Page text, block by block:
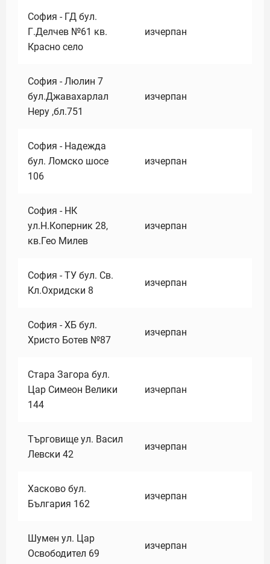
София - ГД бул.
Г.Делчев №61 кв.
Красно село
изчерпан
София - Люлин 7
бул.Джавахарлал
Неру ,бл.751
изчерпан
София - Надежда
бул. Ломско шосе
106
изчерпан
София - НК
ул.Н.Коперник 28,
кв.Гео Милев
изчерпан
София - ТУ бул. Св.
Кл.Охридски 8
изчерпан
София - ХБ бул.
Христо Ботев №87
изчерпан
Стара Загора бул.
Цар Симеон Велики
144
изчерпан
Търговище ул. Васил
Левски 42
изчерпан
Хасково бул.
България 162
изчерпан
Шумен ул. Цар
Освободител 69
изчерпан